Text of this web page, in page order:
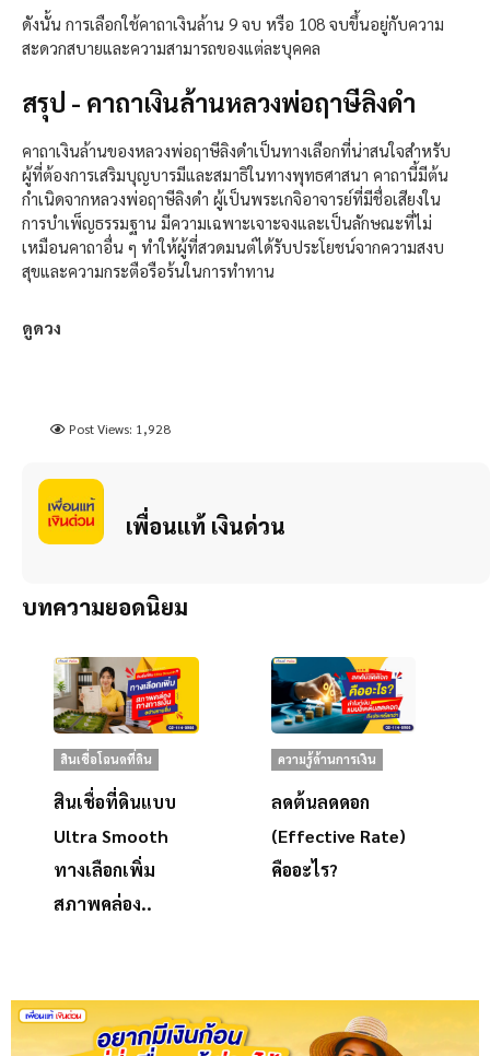
ดังนั้น การเลือกใช้คาถาเงินล้าน 9 จบ หรือ 108 จบขึ้นอยู่กับความ
สะดวกสบายและความสามารถของแต่ละบุคคล
สรุป - คาถาเงินล้านหลวงพ่อฤาษีลิงดำ
คาถาเงินล้านของหลวงพ่อฤาษีลิงดำเป็นทางเลือกที่น่าสนใจสำหรับ
ผู้ที่ต้องการเสริมบุญบารมีและสมาธิในทางพุทธศาสนา คาถานี้มีต้น
กำเนิดจากหลวงพ่อฤาษีลิงดำ ผู้เป็นพระเกจิอาจารย์ที่มีชื่อเสียงใน
การบำเพ็ญธรรมฐาน มีความเฉพาะเจาะจงและเป็นลักษณะที่ไม่
เหมือนคาถาอื่น ๆ ทำให้ผู้ที่สวดมนต์ได้รับประโยชน์จากความสงบ
สุขและความกระตือรือร้นในการทำทาน
ดูดวง
Post Views: 1,928
เพื่อนแท้ เงินด่วน
บทความยอดนิยม
สินเชื่อโฉนดที่ดิน
สินเชื่อที่ดินแบบ
Ultra Smooth
ทางเลือกเพิ่ม
สภาพคล่อง..
ความรู้ด้านการเงิน
ลดต้นลดดอก
(Effective Rate)
คืออะไร?